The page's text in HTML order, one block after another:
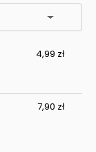
4,99 zł
7,90 zł